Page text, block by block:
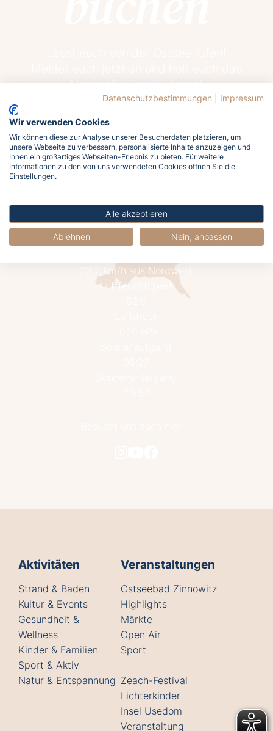
Meergefühl nach Hause!
Jetzt buchen
21.2°C
29.2 km/h aus Nordwest
Luftfeuchtigkeit
Aktivitäten
Strand & Baden
Kultur & Events
Gesundheit &
Wellness
Kinder & Familien
Sport & Aktiv
Natur & Entspannung
Veranstaltungen
Ostseebad Zinnowitz
Highlights
Märkte
Open Air
Sport
Zeach-Festival
Lichterkinder
Insel Usedom
Veranstaltung
Datenschutzbestimmungen Impressum
Wir verwenden Cookies
Wir können diese zur Analyse unserer Besucherdaten platzieren, um
unsere Webseite zu verbessern, personalisierte Inhalte anzuzeigen und
Ihnen ein großartiges Webseiten-Erlebnis zu bieten. Für weitere
Informationen zu den von uns verwendeten Cookies öffnen Sie die
Einstellungen.
Alle akzeptieren
Ablehnen Nein, anpassen